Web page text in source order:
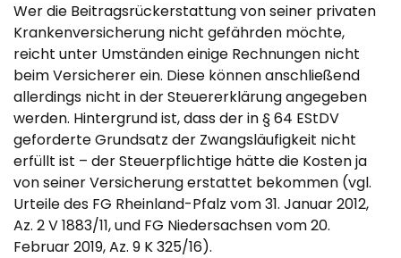
Wer die Beitragsrückerstattung von seiner privaten
Krankenversicherung nicht gefährden möchte,
reicht unter Umständen einige Rechnungen nicht
beim Versicherer ein. Diese können anschließend
allerdings nicht in der Steuererklärung angegeben
werden. Hintergrund ist, dass der in § 64 EStDV
geforderte Grundsatz der Zwangsläufigkeit nicht
erfüllt ist – der Steuerpflichtige hätte die Kosten ja
von seiner Versicherung erstattet bekommen (vgl.
Urteile des FG Rheinland-Pfalz vom 31. Januar 2012,
Az. 2 V 1883/11, und FG Niedersachsen vom 20.
Februar 2019, Az. 9 K 325/16).